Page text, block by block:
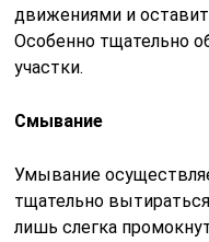
движениями и
Особенно тщательно
участки.
Смывание
Умывание
тщательно
лишь слегка